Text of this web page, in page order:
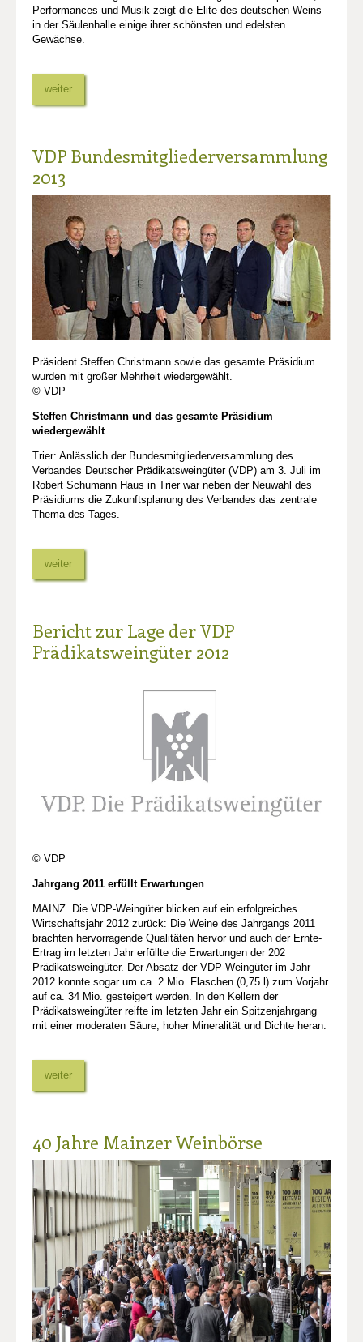
Performances und Musik zeigt die Elite des deutschen Weins
in der Säulenhalle einige ihrer schönsten und edelsten
Gewächse.
weiter
VDP Bundesmitgliederversammlung
2013
Präsident Steffen Christmann sowie das gesamte Präsidium
wurden mit großer Mehrheit wiedergewählt.
© VDP
Steffen Christmann und das gesamte Präsidium
wiedergewählt
Trier: Anlässlich der Bundesmitgliederversammlung des
Verbandes Deutscher Prädikatsweingüter (VDP) am 3. Juli im
Robert Schumann Haus in Trier war neben der Neuwahl des
Präsidiums die Zukunftsplanung des Verbandes das zentrale
Thema des Tages.
weiter
Bericht zur Lage der VDP
Prädikatsweingüter 2012
© VDP
Jahrgang 2011 erfüllt Erwartungen
MAINZ. Die VDP-Weingüter blicken auf ein erfolgreiches
Wirtschaftsjahr 2012 zurück: Die Weine des Jahrgangs 2011
brachten hervorragende Qualitäten hervor und auch der Ernte-
Ertrag im letzten Jahr erfüllte die Erwartungen der 202
Prädikatsweingüter. Der Absatz der VDP-Weingüter im Jahr
2012 konnte sogar um ca. 2 Mio. Flaschen (0,75 l) zum Vorjahr
auf ca. 34 Mio. gesteigert werden. In den Kellern der
Prädikatsweingüter reifte im letzten Jahr ein Spitzenjahrgang
mit einer moderaten Säure, hoher Mineralität und Dichte heran.
weiter
40 Jahre Mainzer Weinbörse